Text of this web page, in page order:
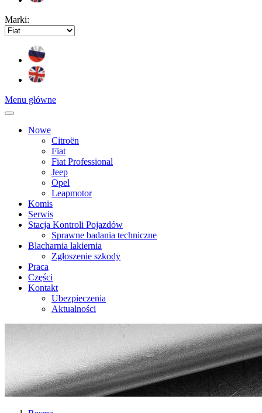
Marki:
Menu główne
Nowe
Citroën
Fiat
Fiat Professional
Jeep
Opel
Leapmotor
Komis
Serwis
Stacja Kontroli Pojazdów
Sprawne badania techniczne
Blacharnia lakiernia
Zgłoszenie szkody
Praca
Części
Kontakt
Ubezpieczenia
Aktualności